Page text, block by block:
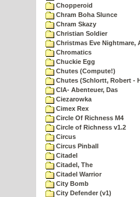
Chopperoid
Chram Boha Slunce
Chram Skazy
Christian Soldier
Christmas Eve Nightmare,
Chromatics
Chuckie Egg
Chutes (Compute!)
Chutes (Schlortt, Robert -
CIA- Abenteuer, Das
Ciezarowka
Cimex Rex
Circle Of Richness M4
Circle of Richness v1.2
Circus
Circus Pinball
Citadel
Citadel, The
Citadel Warrior
City Bomb
City Defender (v1)